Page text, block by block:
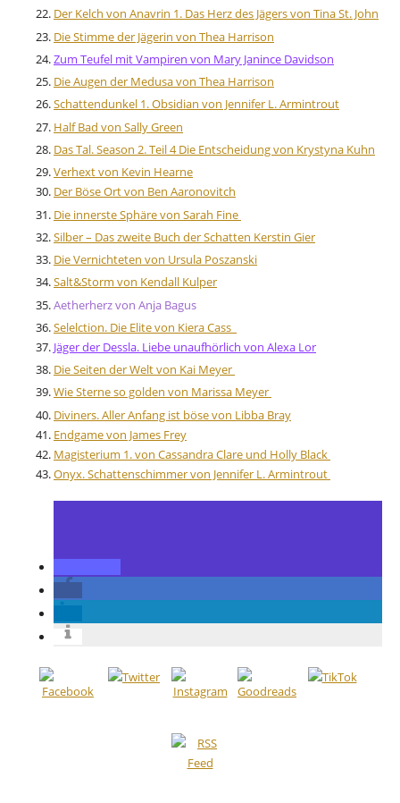
Der Kelch von Anavrin 1. Das Herz des Jägers von Tina St. John
Die Stimme der Jägerin von Thea Harrison
Zum Teufel mit Vampiren von Mary Janince Davidson
Die Augen der Medusa von Thea Harrison
Schattendunkel 1. Obsidian von Jennifer L. Armintrout
Half Bad von Sally Green
Das Tal. Season 2. Teil 4 Die Entscheidung von Krystyna Kuhn
Verhext von Kevin Hearne
Der Böse Ort von Ben Aaronovitch
Die innerste Sphäre von Sarah Fine
Silber – Das zweite Buch der Schatten Kerstin Gier
Die Vernichteten von Ursula Poszanski
Salt&Storm von Kendall Kulper
Aetherherz von Anja Bagus
Selelction. Die Elite von Kiera Cass
Jäger der Dessla. Liebe unaufhörlich von Alexa Lor
Die Seiten der Welt von Kai Meyer
Wie Sterne so golden von Marissa Meyer
Diviners. Aller Anfang ist böse von Libba Bray
Endgame von James Frey
Magisterium 1. von Cassandra Clare und Holly Black
Onyx. Schattenschimmer von Jennifer L. Armintrout